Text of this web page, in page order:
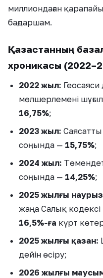
миллиондаған
бағдаршам.
Қазақстанның
хроникасы
2022 жыл:
мөлшерлемені
16,75%;
2023 жыл:
соңында — 15,75%;
2024 жыл:
соңында — 14,25%;
2025 жылғы
жаңа Салық
16,5%-ға күрт
2025 жылғы қазан:
дейін өсіру;
2026 жылғы